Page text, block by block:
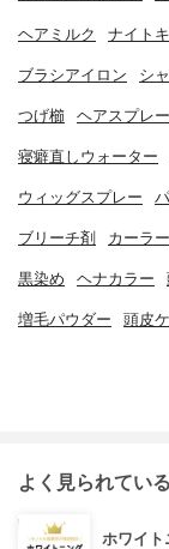
ヘアミルク ナイト
ブラシアイロン シ
つげ櫛 ヘアスプレー
寝癖直しウォーター
ウィッグスプレー
ブリーチ剤 カーラー
黒染め ヘナカラー
増毛パウダー 頭皮
よく見られてい
ホワイト